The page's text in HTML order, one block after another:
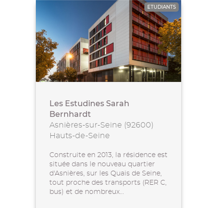
ETUDIANTS
Les Estudines Sarah
Bernhardt
Asnières-sur-Seine (92600)
Hauts-de-Seine
Construite en 2013, la résidence est
située dans le nouveau quartier
d'Asnières, sur les Quais de Seine,
tout proche des transports (RER C,
bus) et de nombreux...